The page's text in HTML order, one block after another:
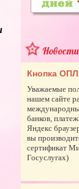
Кнопка
Уважаемые
нашем сайте
банков,
Яндекс
вы
сертификат
Госуслугах)